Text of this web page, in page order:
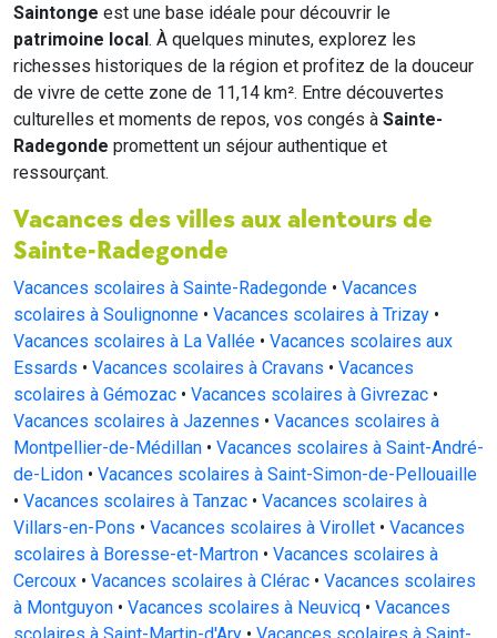
Saintonge est une base idéale pour découvrir le
patrimoine local. À quelques minutes, explorez les
richesses historiques de la région et profitez de la douceur
de vivre de cette zone de 11,14 km². Entre découvertes
culturelles et moments de repos, vos congés à Sainte-
Radegonde promettent un séjour authentique et
ressourçant.
Vacances des villes aux alentours de
Sainte-Radegonde
Vacances scolaires à Sainte-Radegonde • Vacances
scolaires à Soulignonne • Vacances scolaires à Trizay •
Vacances scolaires à La Vallée • Vacances scolaires aux
Essards • Vacances scolaires à Cravans • Vacances
scolaires à Gémozac • Vacances scolaires à Givrezac •
Vacances scolaires à Jazennes • Vacances scolaires à
Montpellier-de-Médillan • Vacances scolaires à Saint-André-
de-Lidon • Vacances scolaires à Saint-Simon-de-Pellouaille
• Vacances scolaires à Tanzac • Vacances scolaires à
Villars-en-Pons • Vacances scolaires à Virollet • Vacances
scolaires à Boresse-et-Martron • Vacances scolaires à
Cercoux • Vacances scolaires à Clérac • Vacances scolaires
à Montguyon • Vacances scolaires à Neuvicq • Vacances